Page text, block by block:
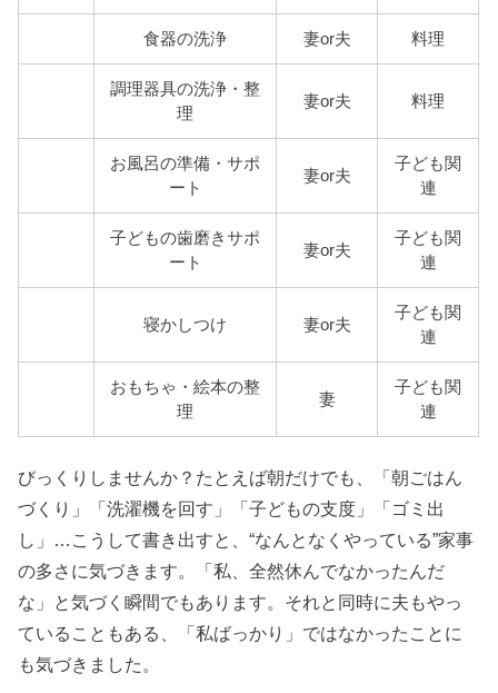
食器の洗浄 妻or夫 料理
調理器具の洗浄・整
理
妻or夫 料理
お風呂の準備・サポ
ート
妻or夫
子ども関
連
子どもの歯磨きサポ
ート
妻or夫
子ども関
連
寝かしつけ 妻or夫
子ども関
連
おもちゃ・絵本の整
理
妻
子ども関
連
びっくりしませんか？たとえば朝だけでも、「朝ごはん
づくり」「洗濯機を回す」「子どもの支度」「ゴミ出
し」…こうして書き出すと、“なんとなくやっている”家事
の多さに気づきます。「私、全然休んでなかったんだ
な」と気づく瞬間でもあります。それと同時に夫もやっ
ていることもある、「私ばっかり」ではなかったことに
も気づきました。